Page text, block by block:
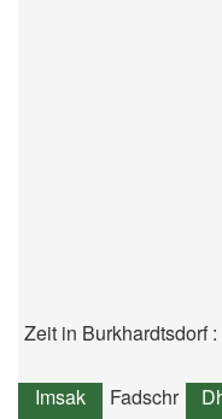
Zeit in Burkhardtsdorf
Imsak Fadschr